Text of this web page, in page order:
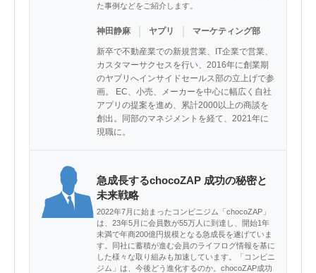
た事例などをご紹介します。
神田静麻 ヤプリ マーケティング部
新卒で不動産業での新規営業、IT企業で営業、
カスタマーサクセスを行い、2016年に創業期
のヤプリへインサイドセールス部の立上げで参
画。 EC、小売、メーカーを中心に幅広く自社
アプリの提案を進め、累計2000以上の商談を
創出。同部のマネジメントを経て、2021年に
現職に。
急成長するchocoZAP 成功の秘密と
未来戦略
2022年7月に始まったコンビニジム「chocoZAP」
は、23年5月に会員数が55万人に到達し、開始1年
未満で年商200億円規模となる急成長を遂げていま
す。同社に蓄積が進む会員のライフログ情報を基に
した様々な取り組みも加速しています。「コンビニ
ジム」は、今後どう進化するのか。chocoZAP成功